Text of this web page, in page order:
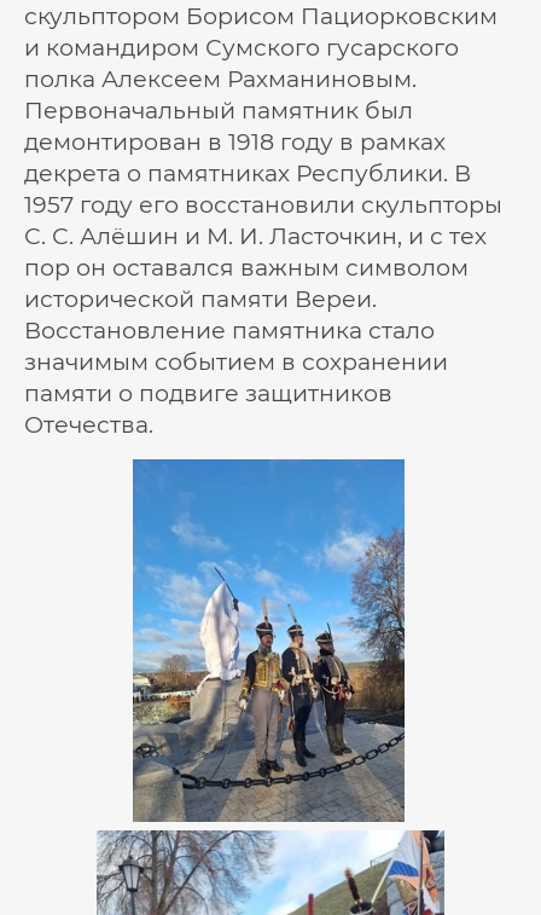
скульптором Борисом Пациорковским
и командиром Сумского гусарского
полка Алексеем Рахманиновым.
Первоначальный памятник был
демонтирован в 1918 году в рамках
декрета о памятниках Республики. В
1957 году его восстановили скульпторы
С. С. Алёшин и М. И. Ласточкин, и с тех
пор он оставался важным символом
исторической памяти Вереи.
Восстановление памятника стало
значимым событием в сохранении
памяти о подвиге защитников
Отечества.